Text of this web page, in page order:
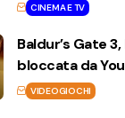
CINEMA E TV
Baldur’s Gate
bloccata da
VIDEOGIOCHI